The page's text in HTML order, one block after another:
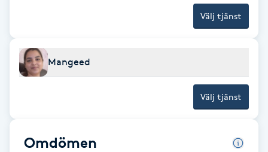
Hypnos
Välj tjänst
Mangeed
Välj tjänst
Omdömen